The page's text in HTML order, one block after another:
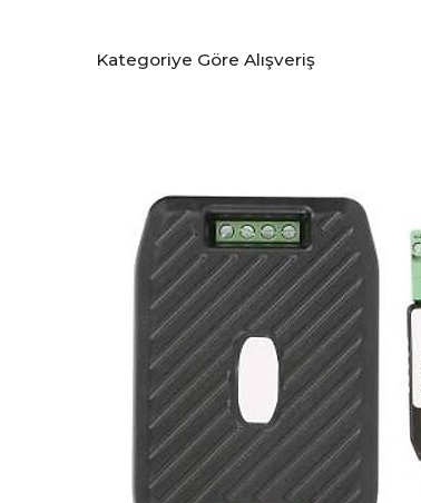
Kategoriye Göre Alışveriş